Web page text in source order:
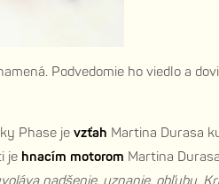
Podvedomie ho viedlo a
Phase je vzťah Martina Durasa
je hnacím motorom Martina
nadšenie, uznanie, obľubu.